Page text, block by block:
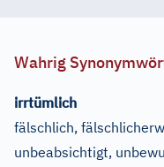
Wahrig
irrtümlich
fälschlich,
unbeabsichtigt,